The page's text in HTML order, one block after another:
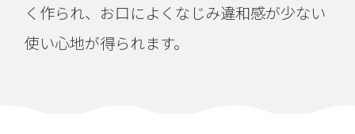
く作られ、お口によくなじみ違和感が少ない
使い心地が得られます。